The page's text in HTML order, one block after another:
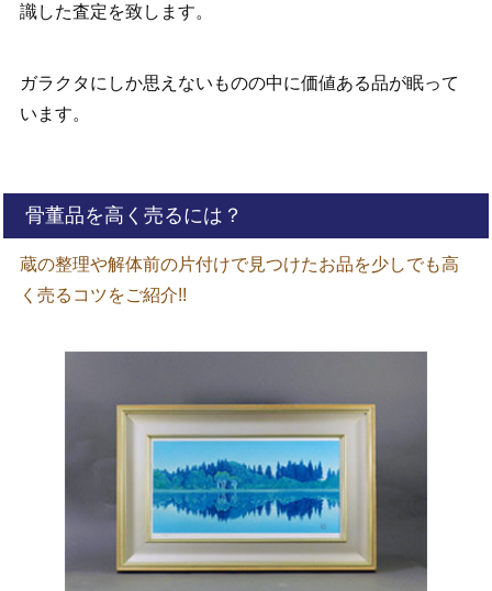
識した査定を致します。
ガラクタにしか思えないものの中に価値ある品が眠って
います。
骨董品を高く売るには？
蔵の整理や解体前の片付けで見つけたお品を少しでも高
く売るコツをご紹介!!